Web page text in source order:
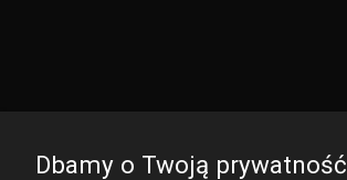
Dbamy o Twoją prywatność